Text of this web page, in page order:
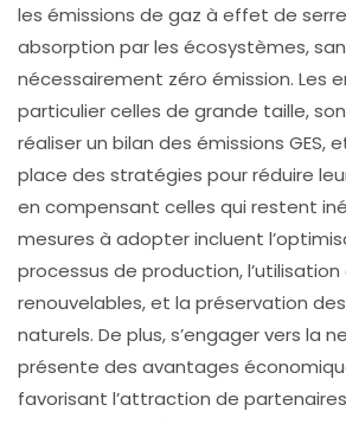
les émissions de gaz à effet de serre
absorption par les écosystèmes,
nécessairement zéro émission. Les
particulier celles de grande taille,
réaliser un bilan des émissions GES,
place des stratégies pour réduire
en compensant celles qui restent
mesures à adopter incluent
processus de production, l’utilisation
renouvelables, et la préservation des
naturels. De plus, s’engager vers la
présente des avantages
favorisant l’attraction de